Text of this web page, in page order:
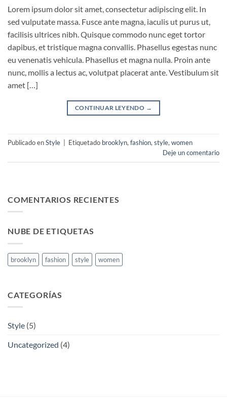
Lorem ipsum dolor sit amet, consectetur adipiscing elit. In
sed vulputate massa. Fusce ante magna, iaculis ut purus ut,
facilisis ultrices nibh. Quisque commodo nunc eget tortor
dapibus, et tristique magna convallis. Phasellus egestas nunc
eu venenatis vehicula. Phasellus et magna nulla. Proin ante
nunc, mollis a lectus ac, volutpat placerat ante. Vestibulum sit
amet […]
CONTINUAR LEYENDO →
Publicado enStyle Etiquetado brooklyn, fashion, style, women
Deje un comentario
COMENTARIOS RECIENTES
NUBE DE ETIQUETAS
brooklyn fashion style women
CATEGORÍAS
Style (5)
Uncategorized (4)